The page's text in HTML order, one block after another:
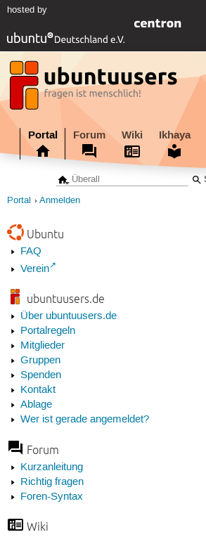
hosted by
Portal Forum Wiki Ikhaya
Portal Anmelden
Ubuntu
FAQ
Verein
ubuntuusers.de
Über ubuntuusers.de
Portalregeln
Mitglieder
Gruppen
Spenden
Kontakt
Ablage
Wer ist gerade angemeldet?
Forum
Kurzanleitung
Richtig fragen
Foren-Syntax
Wiki